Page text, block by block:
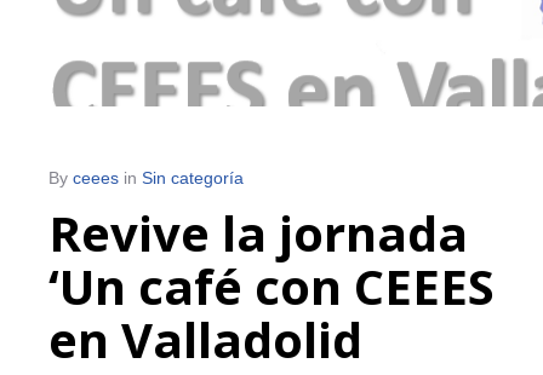
By ceees in Sin categoría
Revive la jornada
‘Un café con CEEES
en Valladolid